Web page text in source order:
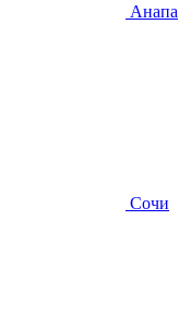
Анапа
Сочи